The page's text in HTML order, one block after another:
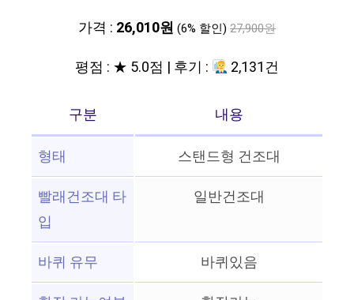
가격 : 26,010원 (6% 할인) 27,900원
평점 : ★ 5.0점 | 후기 : 2,131건
구분
내용
형태
스탠드형 건조대
빨래건조대 타
입
일반건조대
바퀴 유무
바퀴있음